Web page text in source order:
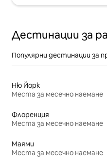
Дестинации за
Популярни дестинации за
Ню Йорк
Места за месечно наемане
Флоренция
Места за месечно наемане
Маями
Места за месечно наемане